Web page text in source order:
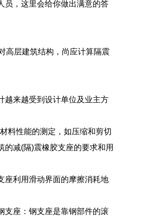
员，这里会给你做出满意的答
高层建筑结构，尚应计算隔震
越来越受到设计单位及业主方
料性能的测定，如压缩和剪切
减(隔)震橡胶支座的要求和用
座利用滑动界面的摩擦消耗地
支座：钢支座是靠钢部件的滚